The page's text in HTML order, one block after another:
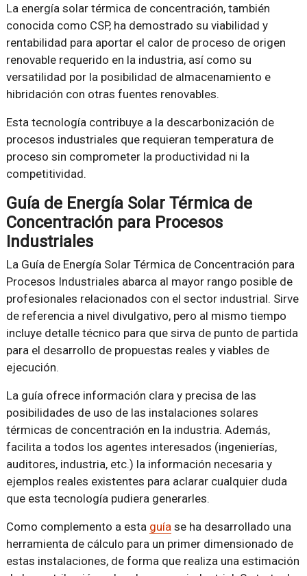
La energía solar térmica de concentración, también
conocida como CSP, ha demostrado su viabilidad y
rentabilidad para aportar el calor de proceso de origen
renovable requerido en la industria, así como su
versatilidad por la posibilidad de almacenamiento e
hibridación con otras fuentes renovables.
Esta tecnología contribuye a la descarbonización de
procesos industriales que requieran temperatura de
proceso sin comprometer la productividad ni la
competitividad.
Guía de Energía Solar Térmica de
Concentración para Procesos
Industriales
La Guía de Energía Solar Térmica de Concentración para
Procesos Industriales abarca al mayor rango posible de
profesionales relacionados con el sector industrial. Sirve
de referencia a nivel divulgativo, pero al mismo tiempo
incluye detalle técnico para que sirva de punto de partida
para el desarrollo de propuestas reales y viables de
ejecución.
La guía ofrece información clara y precisa de las
posibilidades de uso de las instalaciones solares
térmicas de concentración en la industria. Además,
facilita a todos los agentes interesados (ingenierías,
auditores, industria, etc.) la información necesaria y
ejemplos reales existentes para aclarar cualquier duda
que esta tecnología pudiera generarles.
Como complemento a esta guía se ha desarrollado una
herramienta de cálculo para un primer dimensionado de
estas instalaciones, de forma que realiza una estimación